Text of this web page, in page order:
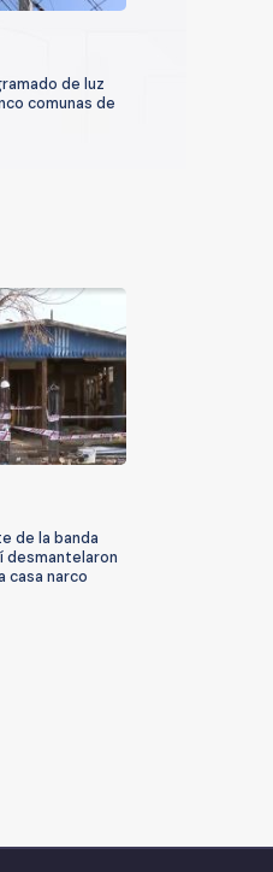
de luz
comunas de
de la banda
desmantelaron
casa narco